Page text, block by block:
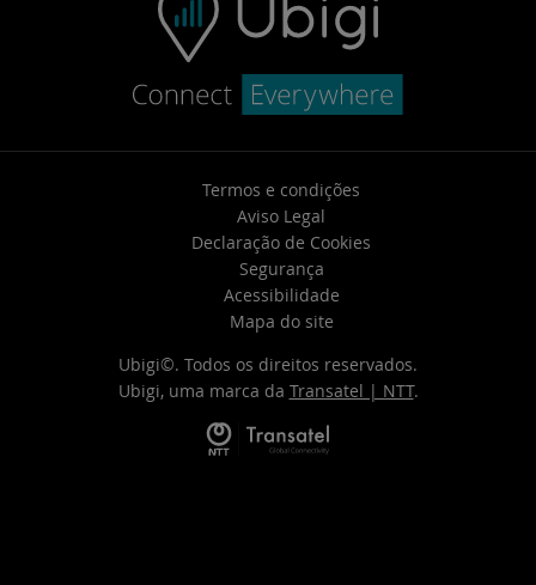
Termos e condições
Aviso Legal
Declaração de Cookies
Segurança
Acessibilidade
Mapa do site
Ubigi©. Todos os direitos reservados.
Ubigi, uma marca da Transatel | NTT.